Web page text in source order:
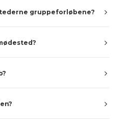
gruppeforløbene?